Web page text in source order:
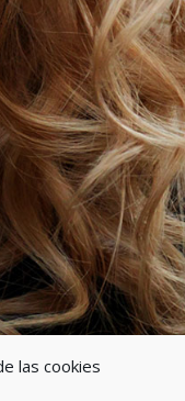
las cookies